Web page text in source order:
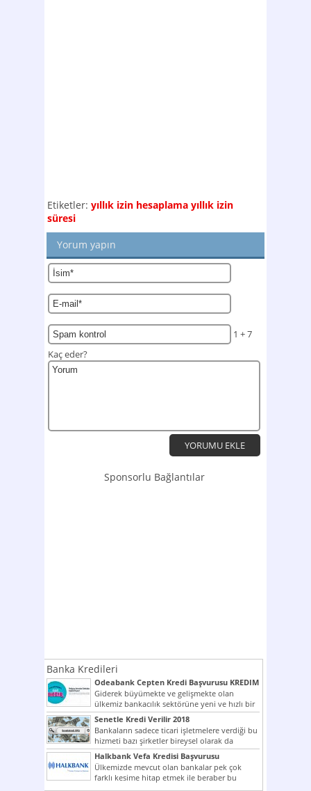
Etiketler: yıllık izin hesaplama yıllık izin
süresi
Yorum yapın
1 + 7
Kaç eder?
Sponsorlu Bağlantılar
Banka Kredileri
Odeabank Cepten Kredi Başvurusu KREDIM
8444
Giderek büyümekte ve gelişmekte olan
ülkemiz bankacılık sektörüne yeni ve hızlı bir
giriş yapmış olan...
Senetle Kredi Verilir 2018
Bankaların sadece ticari işletmelere verdiği bu
hizmeti bazı şirketler bireysel olarak da
vermektedir. Senetle kredi...
Halkbank Vefa Kredisi Başvurusu
Ülkemizde mevcut olan bankalar pek çok
farklı kesime hitap etmek ile beraber bu
noktada son...